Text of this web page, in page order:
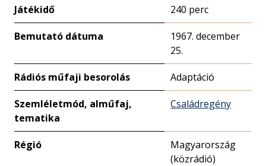
Játékidő 240 perc
Bemutató dátuma
1967. december
25.
Rádiós műfaji besorolás Adaptáció
Szemléletmód, alműfaj,
tematika
Családregény
Régió
Magyarország
(közrádió)